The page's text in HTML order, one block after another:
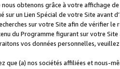
obtenons grâce à votre affichage
sur un Lien Spécial de votre Site avant
sur votre Site afin de vérifier
du Programme figurant sur votre
vos données personnelles,
que (a) nos sociétés affiliées et nous-